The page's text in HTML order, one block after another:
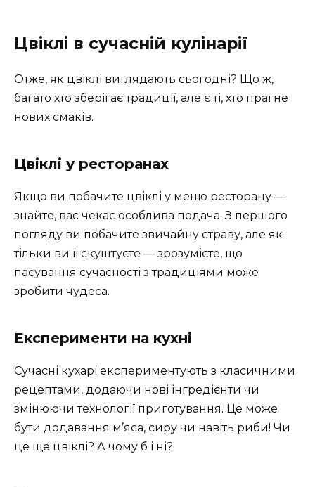
Цвіклі в сучасній кулінарії
Отже, як цвіклі виглядають сьогодні? Що ж,
багато хто зберігає традиції, але є ті, хто прагне
нових смаків.
Цвіклі у ресторанах
Якщо ви побачите цвіклі у меню ресторану —
знайте, вас чекає особлива подача. З першого
погляду ви побачите звичайну страву, але як
тільки ви її скуштуєте — зрозумієте, що
пасування сучасності з традиціями може
зробити чудеса.
Експерименти на кухні
Сучасні кухарі експериментують з класичними
рецептами, додаючи нові інгредієнти чи
змінюючи технології приготування. Це може
бути додавання м’яса, сиру чи навіть риби! Чи
це ще цвіклі? А чому б і ні?